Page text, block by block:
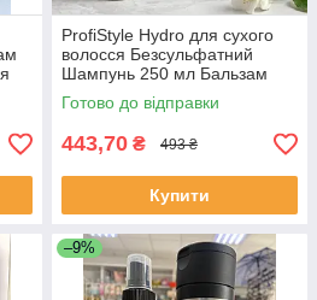
ProfiStyle Hydro для сухого
волосся Безсульфатний
Шампунь 250 мл Бальзам
250 мл Крем-бустер 150 мл
Готово до відправки
443,70 ₴ 493 ₴
Купити
–9%